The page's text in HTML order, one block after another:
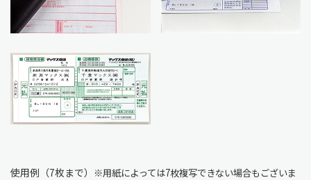
使用例（7枚まで）
※用紙によっては7枚複写できない場合もございま